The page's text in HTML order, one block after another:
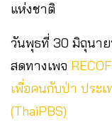
แห่งชาติ
วันพุธที่ 30 มิถุนาย
สดทางเพจ
เพื่อคนกับป่า ประ
(ThaiPBS)